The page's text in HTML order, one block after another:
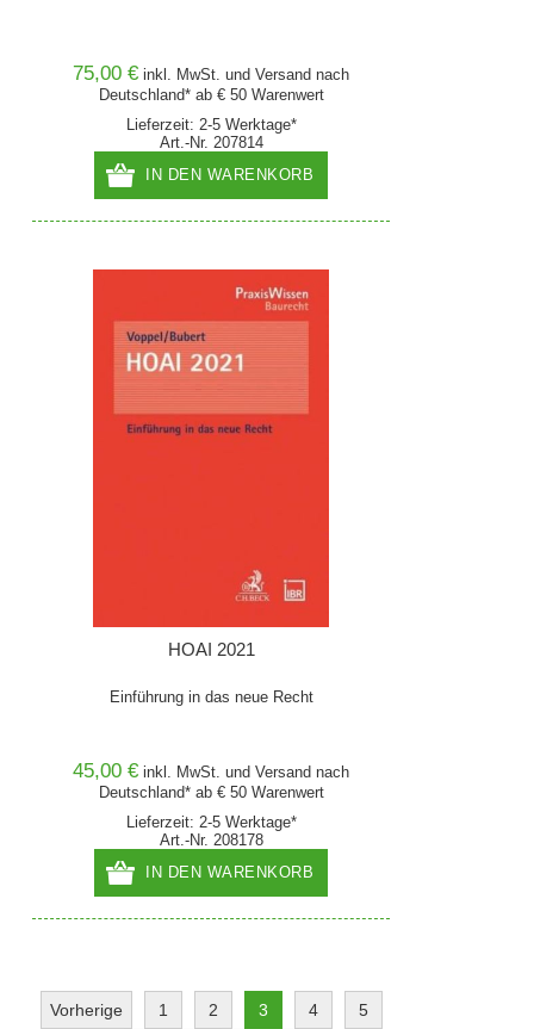
75,00 € inkl. MwSt. undVersand nach
Deutschland* ab € 50 Warenwert
Lieferzeit: 2-5 Werktage*
Art.-Nr. 207814
IN DEN WARENKORB
HOAI 2021
Einführung in das neue Recht
45,00 € inkl. MwSt. undVersand nach
Deutschland* ab € 50 Warenwert
Lieferzeit: 2-5 Werktage*
Art.-Nr. 208178
IN DEN WARENKORB
Vorherige 1 2 3 4
5